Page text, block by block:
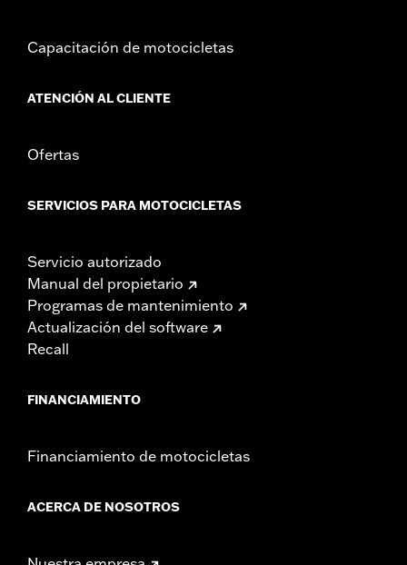
Capacitación de motocicletas
ATENCIÓN AL CLIENTE
Ofertas
SERVICIOS PARA MOTOCICLETAS
Servicio autorizado
Manual del propietario
Programas de mantenimiento
Actualización del software
Recall
FINANCIAMIENTO
Financiamiento de motocicletas
ACERCA DE NOSOTROS